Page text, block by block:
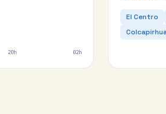
20h 02h
El Centro